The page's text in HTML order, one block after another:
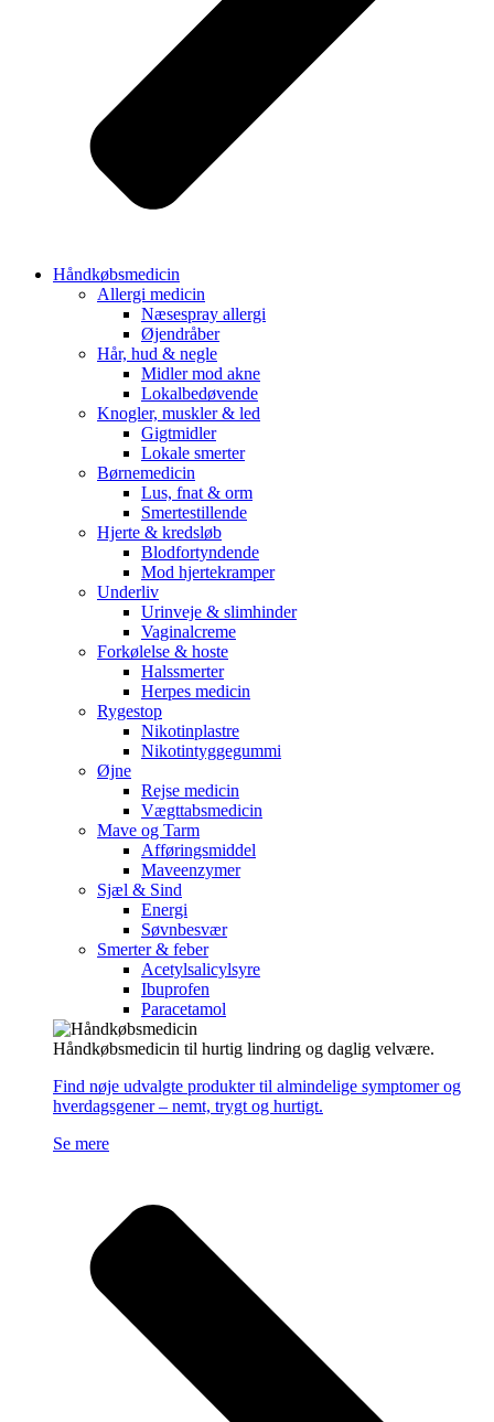
Håndkøbsmedicin
Allergi medicin
Næsespray allergi
Øjendråber
Hår, hud & negle
Midler mod akne
Lokalbedøvende
Knogler, muskler & led
Gigtmidler
Lokale smerter
Børnemedicin
Lus, fnat & orm
Smertestillende
Hjerte & kredsløb
Blodfortyndende
Mod hjertekramper
Underliv
Urinveje & slimhinder
Vaginalcreme
Forkølelse & hoste
Halssmerter
Herpes medicin
Rygestop
Nikotinplastre
Nikotintyggegummi
Øjne
Rejse medicin
Vægttabsmedicin
Mave og Tarm
Afføringsmiddel
Maveenzymer
Sjæl & Sind
Energi
Søvnbesvær
Smerter & feber
Acetylsalicylsyre
Ibuprofen
Paracetamol
Håndkøbsmedicin til hurtig lindring og daglig velvære.
Find nøje udvalgte produkter til almindelige symptomer og
hverdagsgener – nemt, trygt og hurtigt.
Se mere